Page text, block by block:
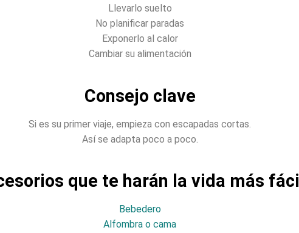
Llevarlo suelto
No planificar paradas
Exponerlo al calor
Cambiar su alimentación
Consejo clave
Si es su primer viaje, empieza con escapadas cortas.
Así se adapta poco a poco.
que te harán la vida más fácil
Bebedero
Alfombra o cama